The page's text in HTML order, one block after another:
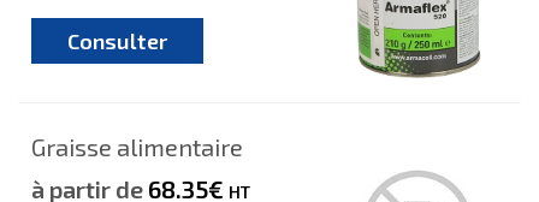
Consulter
Graisse alimentaire
à partir de 68.35€ HT